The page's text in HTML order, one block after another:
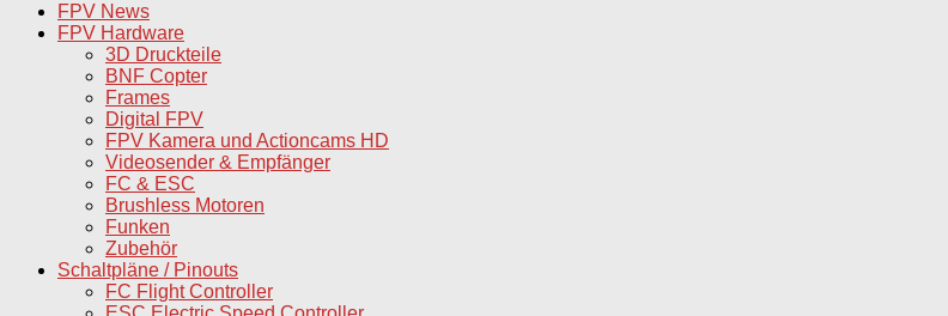
FPV News
FPV Hardware
3D Druckteile
BNF Copter
Frames
Digital FPV
FPV Kamera und Actioncams HD
Videosender & Empfänger
FC & ESC
Brushless Motoren
Funken
Zubehör
Schaltpläne / Pinouts
FC Flight Controller